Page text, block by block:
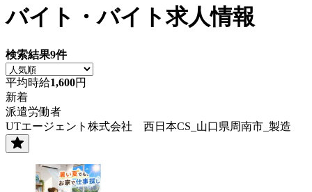
バイト・バイト求人情報
検索結果9件
平均時給1,600円
新着
派遣労働者
UTエージェント株式会社 西日本CS_山口県周南市_製造